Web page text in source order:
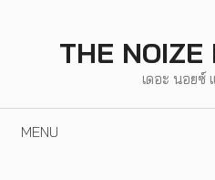
THE NOIZE
เดอะ นอยซ์
MENU